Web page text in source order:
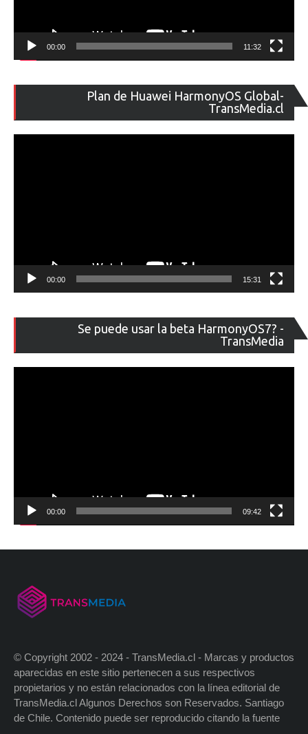
00:00 11:32
Plan de Huawei HarmonyOS Global-
TransMedia.cl
de
00:00 15:31
Se puede usar la beta HarmonyOS7? -
TransMedia
de
00:00 09:42
© Copyright 2002 - 2024 - TransMedia.cl - Marcas y productos
aparecidas en este sitio pertenecen a sus respectivos
propietarios y no están relacionados con la línea editorial de
TransMedia.cl Algunos Derechos son Reservados. Santiago
de Chile. Contenido puede ser reproducido citando la fuente